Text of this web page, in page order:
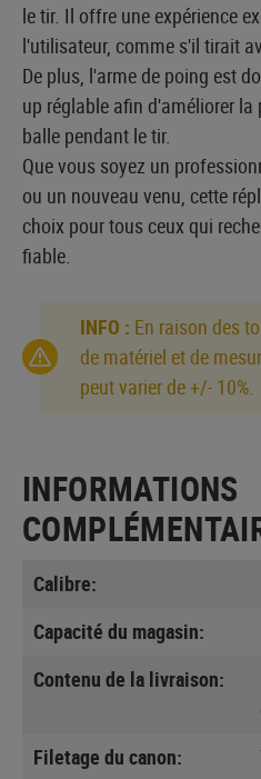
le tir. Il offre une expérience
l'utilisateur, comme s'il tirait
De plus, l'arme de poing est
up réglable afin d'améliorer
balle pendant le tir.
Que vous soyez un
ou un nouveau venu, cette
choix pour tous ceux qui
fiable.
INFO : En raison des
de matériel et de
peut varier de +/- 10%.
INFORMATIONS
Calibre:
Capacité du magasin:
Contenu de la livraison:
Filetage du canon: